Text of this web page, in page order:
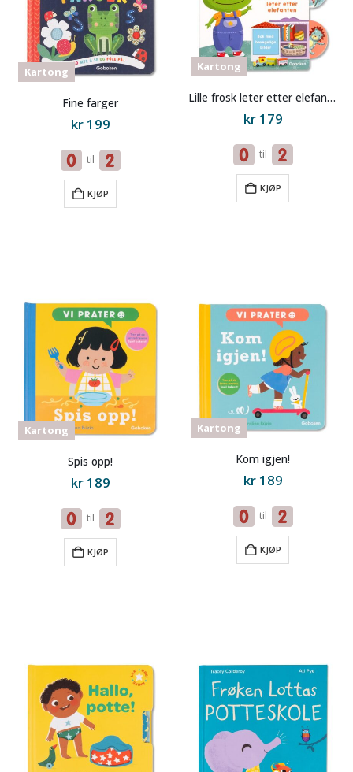
Kartong
Fine farger
kr199
til
KJØP
Kartong
Lille frosk leter etter elefanten
kr179
til
KJØP
Kartong
Spis opp!
kr189
til
KJØP
Kartong
Kom igjen!
kr189
til
KJØP